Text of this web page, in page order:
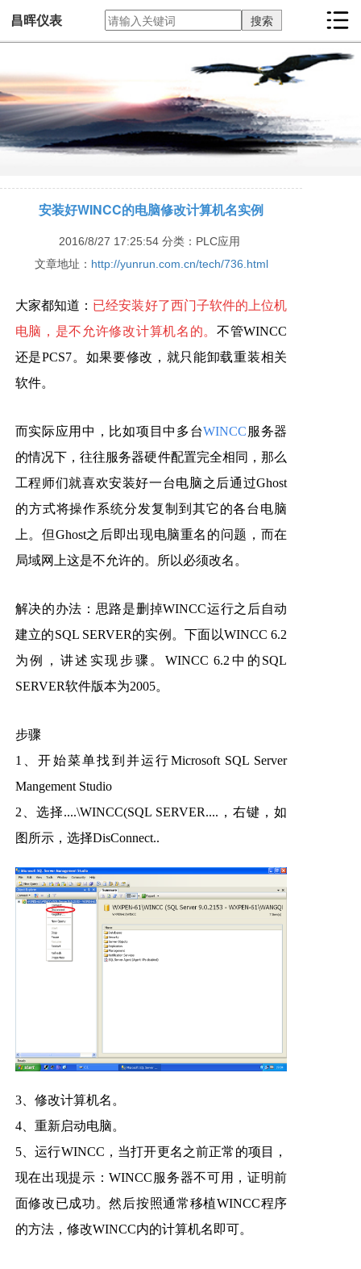
昌晖仪表
安装好WINCC的电脑修改计算机名实例
2016/8/27 17:25:54 分类：PLC应用
文章地址： http://yunrun.com.cn/tech/736.html
大家都知道： 已经安装好了西门子软件的上位机
电脑，是不允许修改计算机名的。 不管WINCC
还是PCS7。如果要修改，就只能卸载重装相关
软件。
而实际应用中，比如项目中多台WINCC 服务器
的情况下，往往服务器硬件配置完全相同，那么
工程师们就喜欢安装好一台电脑之后通过Ghost
的方式将操作系统分发复制到其它的各台电脑
上。但Ghost之后即出现电脑重名的问题，而在
局域网上这是不允许的。所以必须改名。
解决的办法：思路是删掉WINCC运行之后自动
建立的SQL SERVER的实例。下面以WINCC 6.2
为例，讲述实现步骤。WINCC 6.2中的SQL
SERVER软件版本为2005。
步骤
1、开始菜单找到并运行Microsoft SQL Server
Mangement Studio
2、选择....\WINCC(SQL SERVER....，右键，如
图所示，选择DisConnect..
3、修改计算机名。
4、重新启动电脑。
5、运行WINCC，当打开更名之前正常的项目，
现在出现提示：WINCC服务器不可用，证明前
面修改已成功。然后按照通常移植WINCC程序
的方法，修改WINCC内的计算机名即可。